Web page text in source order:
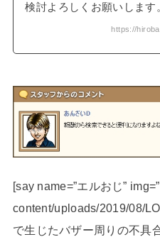
検討よろしくお願いします
https://
[say name=”エルおじ”
content/uploads/2019/08/
で生じたバザー周りの不具